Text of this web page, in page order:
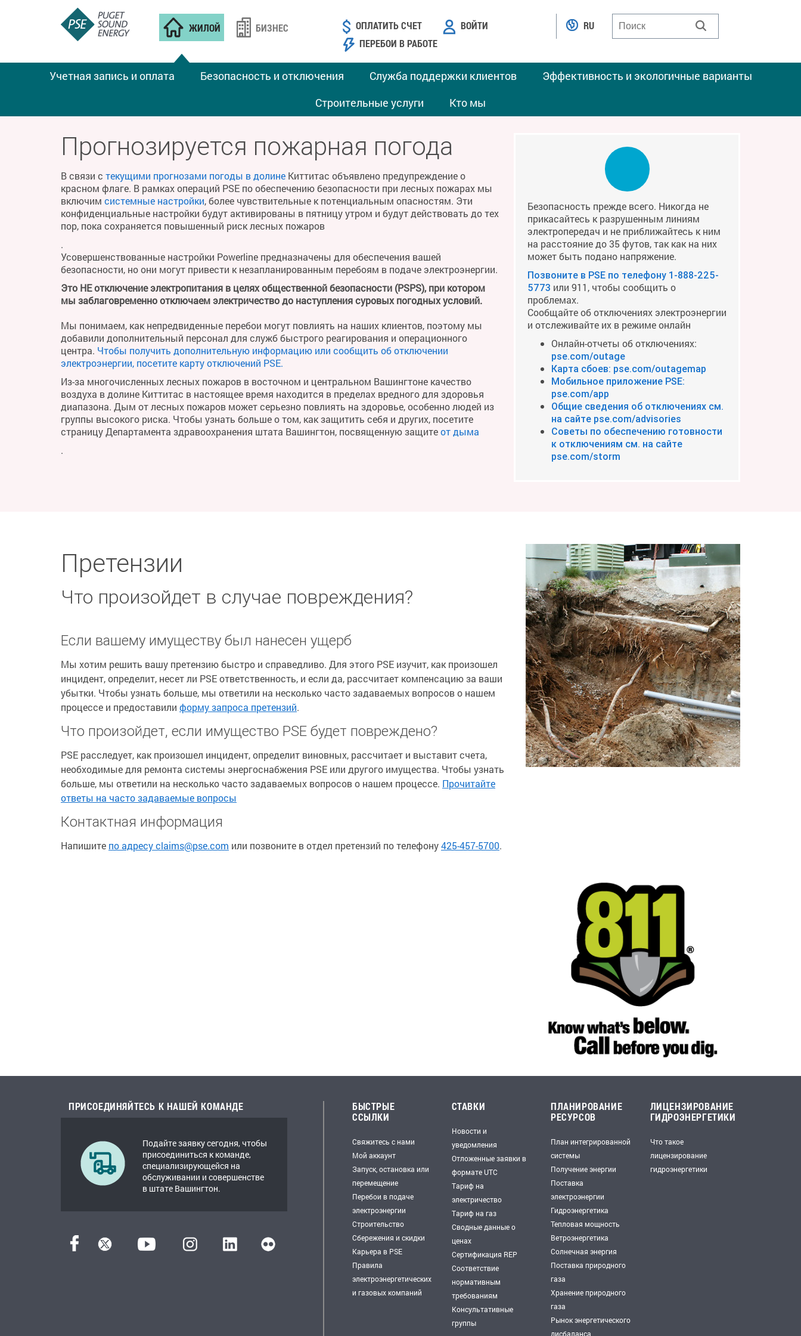
ЖИЛОЙ
Учетная запись и оплата Безопасность и отключения Служба поддержки клиентов
Эффективность и экологичные варианты
Строительные услуги
Кто мы
БИЗНЕС ОПЛАТИТЬ СЧЕТ
ВОЙТИ
ПЕРЕБОИ В РАБОТЕ
RU
Прогнозируется пожарная погода
В связи с текущими прогнозами погоды в долине Киттитас объявлено предупреждение о
красном флаге. В рамках операций PSE по обеспечению безопасности при лесных пожарах мы
включим системные настройки, более чувствительные к потенциальным опасностям. Эти
конфиденциальные настройки будут активированы в пятницу утром и будут действовать до тех
пор, пока сохраняется повышенный риск лесных пожаров
.
Усовершенствованные настройки Powerline предназначены для обеспечения вашей
безопасности, но они могут привести к незапланированным перебоям в подаче электроэнергии.
Это НЕ отключение электропитания в целях общественной безопасности (PSPS), при котором
мы заблаговременно отключаем электричество до наступления суровых погодных условий.
Мы понимаем, как непредвиденные перебои могут повлиять на наших клиентов, поэтому мы
добавили дополнительный персонал для служб быстрого реагирования и операционного
центра. Чтобы получить дополнительную информацию или сообщить об отключении
электроэнергии, посетите карту отключений PSE.
Из-за многочисленных лесных пожаров в восточном и центральном Вашингтоне качество
воздуха в долине Киттитас в настоящее время находится в пределах вредного для здоровья
диапазона. Дым от лесных пожаров может серьезно повлиять на здоровье, особенно людей из
группы высокого риска. Чтобы узнать больше о том, как защитить себя и других, посетите
страницу Департамента здравоохранения штата Вашингтон, посвященную защитеот дыма
.
Безопасность прежде всего. Никогда не
прикасайтесь к разрушенным линиям
электропередач и не приближайтесь к ним
на расстояние до 35 футов, так как на них
может быть подано напряжение.
Позвоните в PSE по телефону 1-888-225-
5773 или 911, чтобы сообщить о
проблемах.
Сообщайте об отключениях электроэнергии
и отслеживайте их в режиме онлайн
Онлайн-отчеты об отключениях:
pse.com/outage
Карта сбоев: pse.com/outagemap
Мобильное приложение PSE:
pse.com/app
Общие сведения об отключениях см.
на сайте pse.com/advisories
Советы по обеспечению готовности
к отключениям см. на сайте
pse.com/storm
Претензии
Что произойдет в случае повреждения?
Если вашему имуществу был нанесен ущерб
Мы хотим решить вашу претензию быстро и справедливо. Для этого PSE изучит, как произошел
инцидент, определит, несет ли PSE ответственность, и если да, рассчитает компенсацию за ваши
убытки. Чтобы узнать больше, мы ответили на несколько часто задаваемых вопросов о нашем
процессе и предоставили форму запроса претензий.
Что произойдет, если имущество PSE будет повреждено?
PSE расследует, как произошел инцидент, определит виновных, рассчитает и выставит счета,
необходимые для ремонта системы энергоснабжения PSE или другого имущества. Чтобы узнать
больше, мы ответили на несколько часто задаваемых вопросов о нашем процессе. Прочитайте
ответы на часто задаваемые вопросы
Контактная информация
Напишите по адресу claims@pse.com или позвоните в отдел претензий по телефону425-457-5700.
ПРИСОЕДИНЯЙТЕСЬ К НАШЕЙ КОМАНДЕ
Подайте заявку сегодня, чтобы
присоединиться к команде,
специализирующейся на
обслуживании и совершенстве
в штате Вашингтон.
БЫСТРЫЕ
ССЫЛКИ
Свяжитесь с нами
Мой аккаунт
Запуск, остановка или
перемещение
Перебои в подаче
электроэнергии
Строительство
Сбережения и скидки
Карьера в PSE
Правила
электроэнергетических
и газовых компаний
СТАВКИ
Новости и
уведомления
Отложенные заявки в
формате UTC
Тариф на
электричество
Тариф на газ
Сводные данные о
ценах
Сертификация REP
Соответствие
нормативным
требованиям
Консультативные
группы
ПЛАНИРОВАНИЕ
РЕСУРСОВ
План интегрированной
системы
Получение энергии
Поставка
электроэнергии
Гидроэнергетика
Тепловая мощность
Ветроэнергетика
Солнечная энергия
Поставка природного
газа
Хранение природного
газа
Рынок энергетического
дисбаланса
ЛИЦЕНЗИРОВАНИЕ
ГИДРОЭНЕРГЕТИКИ
Что такое
лицензирование
гидроэнергетики